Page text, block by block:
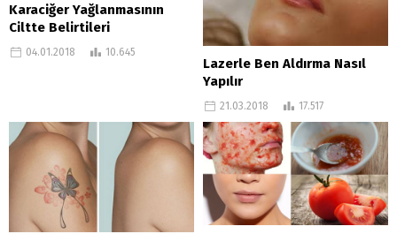
Karaciğer Yağlanmasının
Ciltte Belirtileri
04.01.2018 10.645
Lazerle Ben Aldırma Nasıl
Yapılır
21.03.2018 17.517